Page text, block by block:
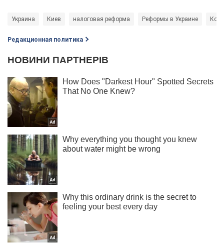
Украина Киев налоговая реформа Реформы в Украине
Редакционная политика